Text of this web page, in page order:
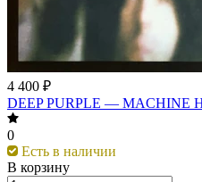
4 400 ₽
DEEP PURPLE — MACHINE
0
Есть в наличии
В корзину